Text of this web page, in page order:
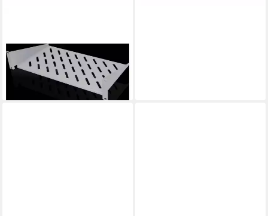
Geräteboden 2 HE 7119.250,
Festeinbau
ab 43,98 €
lieferbar - in 3-4 Werktagen bei dir